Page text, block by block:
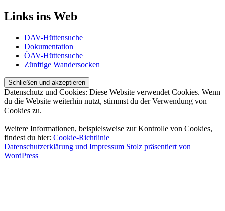
Links ins Web
DAV-Hüttensuche
Dokumentation
ÖAV-Hüttensuche
Zünftige Wandersocken
Datenschutz und Cookies: Diese Website verwendet Cookies. Wenn
du die Website weiterhin nutzt, stimmst du der Verwendung von
Cookies zu.
Weitere Informationen, beispielsweise zur Kontrolle von Cookies,
findest du hier: Cookie-Richtlinie
Datenschutzerklärung und Impressum Stolz präsentiert von
WordPress